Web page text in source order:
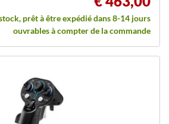
prêt à être expédié dans 8-14 jours
ouvrables à compter de la commande